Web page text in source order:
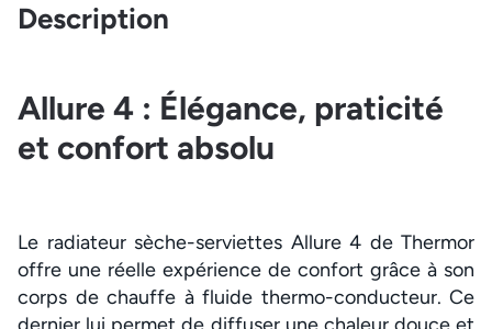
Description
Allure 4 : Élégance, praticité
et confort absolu
Le radiateur sèche-serviettes Allure 4 de Thermor
offre une réelle expérience de confort grâce à son
corps de chauffe à fluide thermo-conducteur. Ce